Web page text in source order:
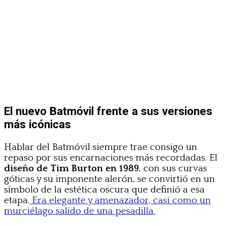
El nuevo Batmóvil frente a sus versiones
más icónicas
Hablar del Batmóvil siempre trae consigo un
repaso por sus encarnaciones más recordadas. El
diseño de Tim Burton en 1989, con sus curvas
góticas y su imponente alerón, se convirtió en un
símbolo de la estética oscura que definió a esa
etapa. Era elegante y amenazador, casi como un
murciélago salido de una pesadilla.